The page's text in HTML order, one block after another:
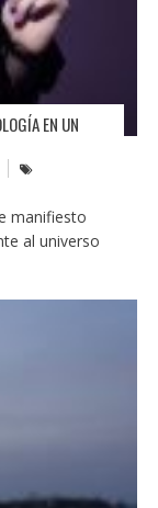
EN UN
manifiesto
al universo